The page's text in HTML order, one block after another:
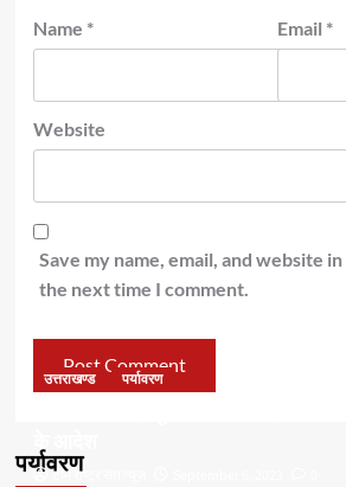
Name * Email *
Website
Save my name, email, and website
the next time I comment.
पर्यावरण
उत्तराखण्ड पर्यावरण
के आदेश
टीम राष्ट्र संत न्यूज